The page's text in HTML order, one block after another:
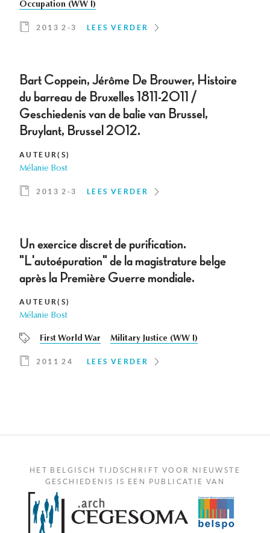
Occupation (WW I)
2013 2-3 LEES VERDER
Bart Coppein, Jérôme De Brouwer, Histoire
du barreau de Bruxelles 1811-2011 /
Geschiedenis van de balie van Brussel,
Bruylant, Brussel 2012.
AUTEUR(S)
Mélanie Bost
2013 2-3 LEES VERDER
Un exercice discret de purification.
"L'autoépuration" de la magistrature belge
après la Première Guerre mondiale.
AUTEUR(S)
Mélanie Bost
First World War Military Justice (WW I)
2011 24 LEES VERDER
HET BELGISCH TIJDSCHRIFT VOOR NIEUWSTE
GESCHIEDENIS IS EEN PUBLICATIE VAN